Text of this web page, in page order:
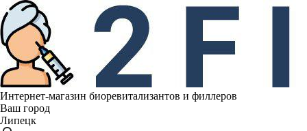
Интернет-магазин биоревитализантов и филлеров
Ваш город
Липецк